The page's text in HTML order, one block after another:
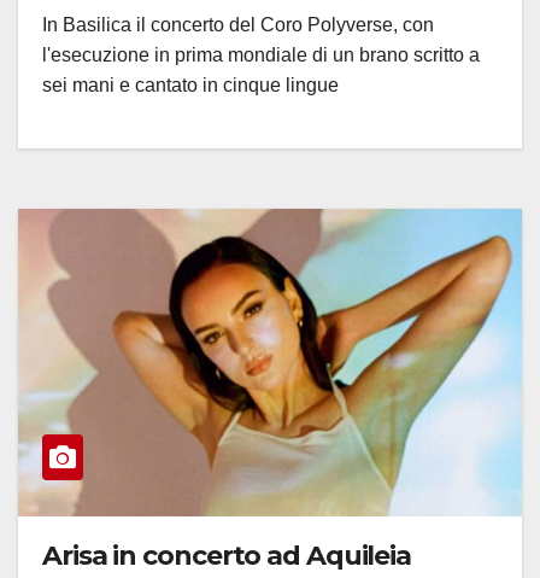
In Basilica il concerto del Coro Polyverse, con
l'esecuzione in prima mondiale di un brano scritto a
sei mani e cantato in cinque lingue
Arisa in concerto ad Aquileia